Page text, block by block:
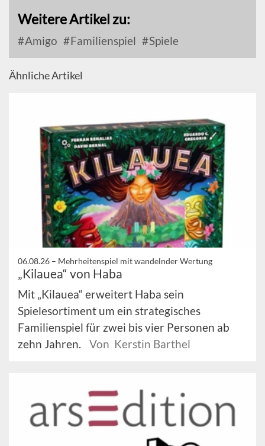
Weitere Artikel zu:
Amigo Familienspiel Spiele
Ähnliche Artikel
06.08.26 – Mehrheitenspiel mit wandelnder Wertung
„Kilauea“ von Haba
Mit „Kilauea“ erweitert Haba sein
Spielesortiment um ein strategisches
Familienspiel für zwei bis vier Personen ab
zehn Jahren.
Von Kerstin Barthel